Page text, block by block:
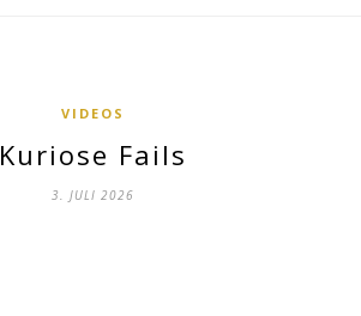
VIDEOS
Kuriose Fails
3. JULI 2026